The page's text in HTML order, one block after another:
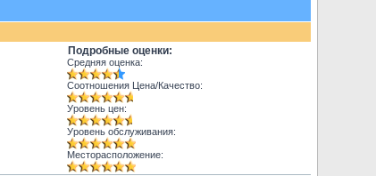
Подробные оценки:
Средняя оценка:
Соотношения Цена/Качество:
Уровень цен:
Уровень обслуживания:
Месторасположение: